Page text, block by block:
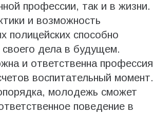
профессии, так и в жизни.
и возможность
полицейских способно
дела в будущем.
и ответственна профессия
воспитательный момент.
молодежь сможет
поведение в